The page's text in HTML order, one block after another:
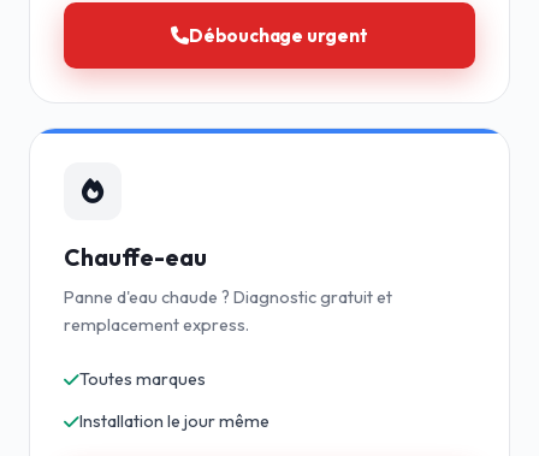
Débouchage urgent
Chauffe-eau
Panne d'eau chaude ? Diagnostic gratuit et
remplacement express.
Toutes marques
Installation le jour même